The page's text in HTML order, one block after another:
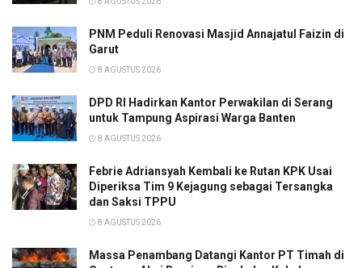
PNM Peduli Renovasi Masjid Annajatul Faizin di
Garut
8 AGUSTUS 2026
DPD RI Hadirkan Kantor Perwakilan di Serang
untuk Tampung Aspirasi Warga Banten
8 AGUSTUS 2026
Febrie Adriansyah Kembali ke Rutan KPK Usai
Diperiksa Tim 9 Kejagung sebagai Tersangka
dan Saksi TPPU
8 AGUSTUS 2026
Massa Penambang Datangi Kantor PT Timah di